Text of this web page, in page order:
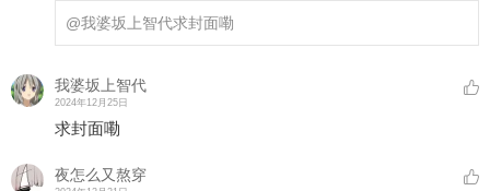
@我婆坂上智代求封面嘞
我婆坂上智代
2024年12月25日
求封面嘞
夜怎么又熬穿